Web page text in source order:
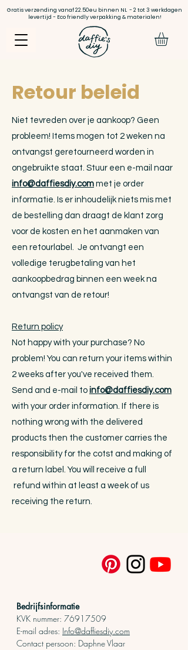
Gratis verzending vanaf 22.50eu binnen NL - 2 tot 3 werkdagen
levertijd - Eco friendly verpakking & materialen!
Retour beleid
Niet tevreden over je aankoop? Geen
probleem! Items mogen tot 2 weken na
ontvangst geretourneerd worden in
ongebruikte staat. Stuur een e-mail naar
info@daffiesdiy.com met je order
informatie. Is er inhoudelijk niets mis met
de bestelling dan draagt de klant zorg
voor de kosten en het aanmaken van
een retourlabel. Je ontvangt een
volledige terugbetaling van het
aankoopbedrag binnen een week na
ontvangst van de retour!
Return policy
Not happy with your purchase? No
problem! You can return your items within
2 weeks after you've received them.
Send and e-mail to info@daffiesdiy.com
with your order information. If there is
nothing wrong with the delivered
products then the customer carries the
responsibility for the cotst and making of
a return label. You will receive a full
refund within at least a week of us
receiving the return.
Bedrijfsinformatie
KVK nummer: 76917509
E-mail adres: Info@daffiesdiy.com
Contact persoon: Daphne Vlaar